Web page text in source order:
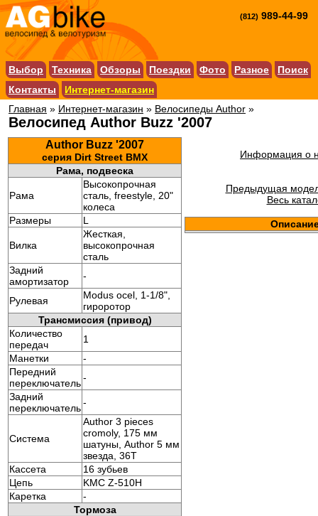
(812) 989-44-99
Выбор Техника Обзоры Поездки Фото Разное
Поиск
Контакты
Интернет-магазин
Главная » Интернет-магазин » Велосипеды Author »
Велосипед Author Buzz '2007
Author Buzz '2007
серия Dirt Street BMX
Рама, подвеска
Рама
Высокопрочная
сталь, freestyle, 20"
колеса
Размеры
L
Вилка
Жесткая,
высокопрочная
сталь
Задний
амортизатор
-
Рулевая
Modus ocel, 1-1/8",
гироротор
Трансмиссия (привод)
Количество
передач
1
Манетки
-
Передний
переключатель-
Задний
переключатель-
Система
Author 3 pieces
cromoly, 175 мм
шатуны, Author 5 мм
звезда, 36T
Кассета
16 зубьев
Цепь
KMC Z-510H
Каретка
-
Тормоза
Информация о
Предыдущая
Весь